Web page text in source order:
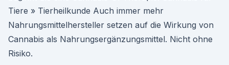
Tiere » Tierheilkunde Auch immer mehr
Nahrungsmittelhersteller setzen auf die Wirkung von
Cannabis als Nahrungsergänzungsmittel. Nicht ohne
Risiko.